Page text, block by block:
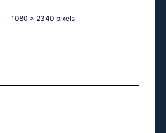
1080 x 2340 pixels